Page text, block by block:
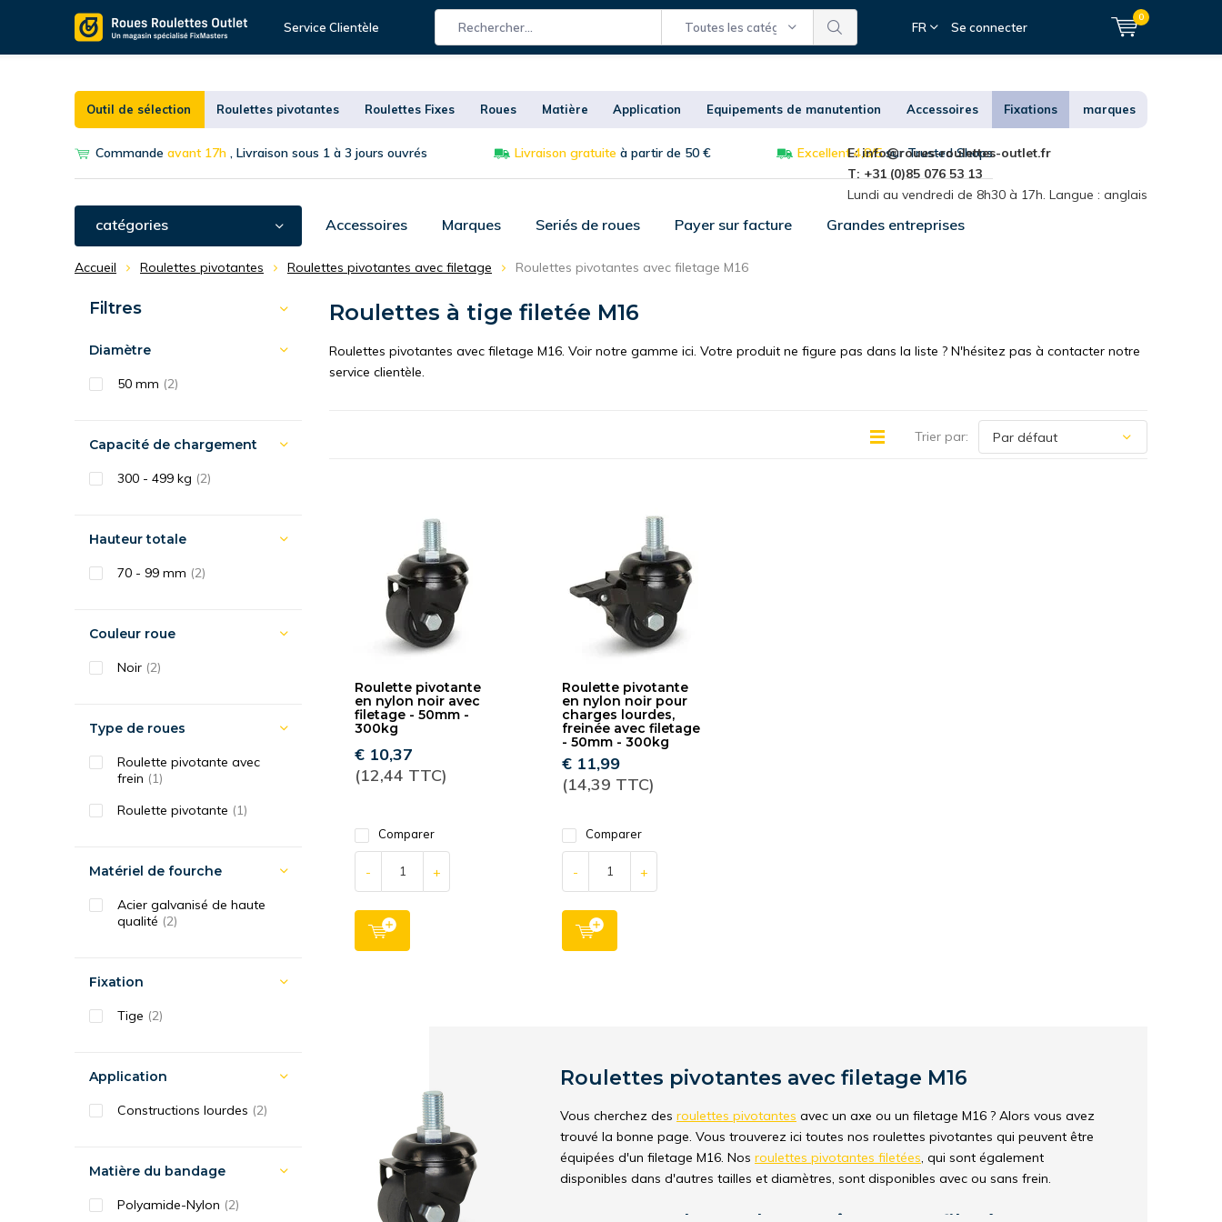
Service Clientèle Toutes les catégories FR Se connecter
0
Outil de sélection Roulettes pivotantes Roulettes Fixes Roues Matière Application Equipements de manutention Accessoires Fixations marques
Commande avant 17h , Livraison sous 1 à 3 jours ouvrés Livraison gratuite à partir de 50 € Excellent 4,8/5sur Trusted Shops
E:info@roues-roulettes-outlet.fr
T: +31 (0)85 076 53 13
Lundi au vendredi de 8h30 à 17h. Langue : anglais
catégories Accessoires Marques Seriés de roues Payer sur facture Grandes entreprises
Accueil Roulettes pivotantes Roulettes pivotantes avec filetage Roulettes pivotantes avec filetage M16
Roulettes à tige filetée M16
Roulettes pivotantes avec filetage M16. Voir notre gamme ici. Votre produit ne figure pas dans la liste ? N'hésitez pas à contacter notre
service clientèle.
Trier par:
Roulette pivotante
en nylon noir avec
filetage - 50mm -
300kg
€ 10,37
(12,44 TTC)
Comparer
- +
Roulette pivotante
en nylon noir pour
charges lourdes,
freinée avec filetage
- 50mm - 300kg
€ 11,99
(14,39 TTC)
Comparer
- +
Roulettes pivotantes avec filetage M16
Vous cherchez des roulettes pivotantes avec un axe ou un filetage M16 ? Alors vous avez
trouvé la bonne page. Vous trouverez ici toutes nos roulettes pivotantes qui peuvent être
équipées d'un filetage M16. Nos roulettes pivotantes filetées, qui sont également
disponibles dans d'autres tailles et diamètres, sont disponibles avec ou sans frein.
Filtres
Diamètre
50 mm (2)
Capacité de chargement
300 - 499 kg (2)
Hauteur totale
70 - 99 mm (2)
Couleur roue
Noir (2)
Type de roues
Roulette pivotante avec
frein (1)
Roulette pivotante (1)
Matériel de fourche
Acier galvanisé de haute
qualité (2)
Fixation
Tige (2)
Application
Constructions lourdes (2)
Matière du bandage
Polyamide-Nylon (2)